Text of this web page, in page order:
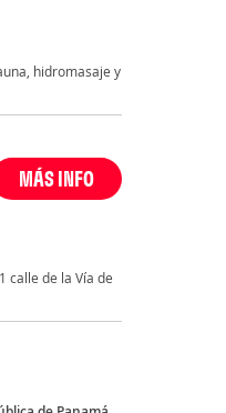
hidromasaje y
MÁS INFO
calle de la Vía de